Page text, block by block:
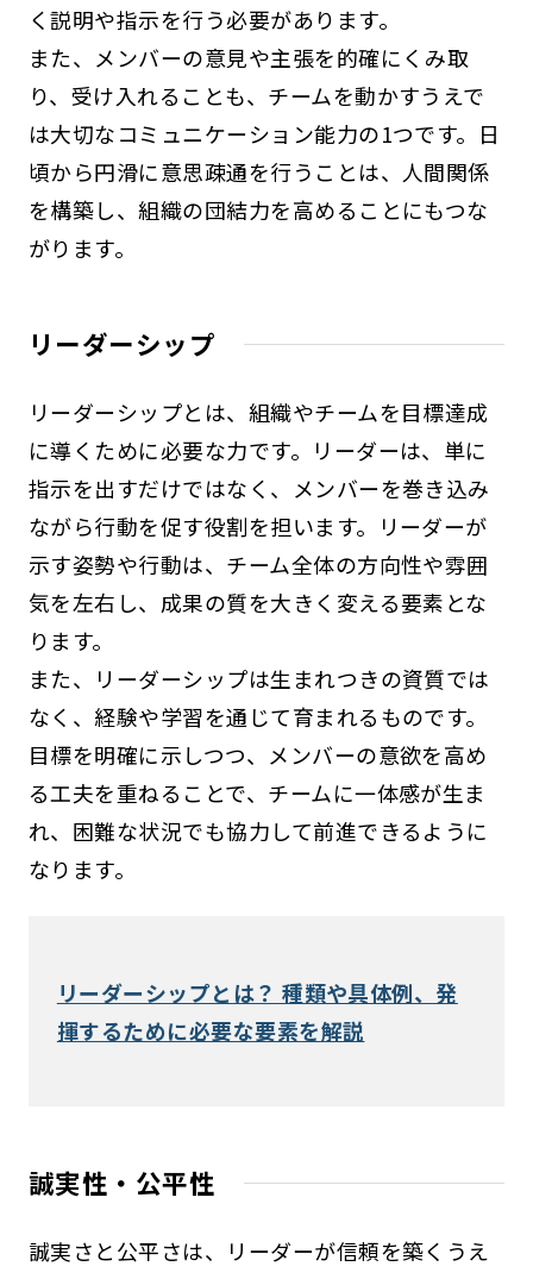
く説明や指示を行う必要があります。
また、メンバーの意見や主張を的確にくみ取
り、受け入れることも、チームを動かすうえで
は大切なコミュニケーション能力の1つです。日
頃から円滑に意思疎通を行うことは、人間関係
を構築し、組織の団結力を高めることにもつな
がります。
リーダーシップ
リーダーシップとは、組織やチームを目標達成
に導くために必要な力です。リーダーは、単に
指示を出すだけではなく、メンバーを巻き込み
ながら行動を促す役割を担います。リーダーが
示す姿勢や行動は、チーム全体の方向性や雰囲
気を左右し、成果の質を大きく変える要素とな
ります。
また、リーダーシップは生まれつきの資質では
なく、経験や学習を通じて育まれるものです。
目標を明確に示しつつ、メンバーの意欲を高め
る工夫を重ねることで、チームに一体感が生ま
れ、困難な状況でも協力して前進できるように
なります。
リーダーシップとは？ 種類や具体例、発
揮するために必要な要素を解説
誠実性・公平性
誠実さと公平さは、リーダーが信頼を築くうえ